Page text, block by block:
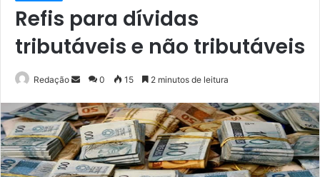
Refis para dívidas
tributáveis e não tributáveis
Redação
Mande
e-
mail
0 15 2 minutos de leitura